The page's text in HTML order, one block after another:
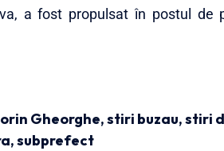
a fost propulsat în postul de
Gheorghe,stiri buzau,stiri
,subprefect